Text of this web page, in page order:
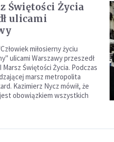
Świętości Życia
ulicami
miłosierny życiu
ulicami Warszawy przeszedł
Marsz Świętości Życia. Podczas
marsz metropolita
Kazimierz Nycz mówił, że
obowiązkiem wszystkich